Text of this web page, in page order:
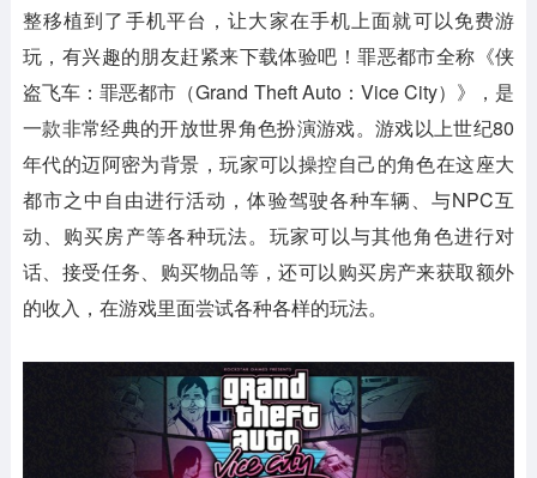
整移植到了手机平台，让大家在手机上面就可以免费游
玩，有兴趣的朋友赶紧来下载体验吧！罪恶都市全称《侠
盗飞车：罪恶都市（Grand Theft Auto：Vice City）》，是
一款非常经典的开放世界角色扮演游戏。游戏以上世纪80
年代的迈阿密为背景，玩家可以操控自己的角色在这座大
都市之中自由进行活动，体验驾驶各种车辆、与NPC互
动、购买房产等各种玩法。玩家可以与其他角色进行对
话、接受任务、购买物品等，还可以购买房产来获取额外
的收入，在游戏里面尝试各种各样的玩法。